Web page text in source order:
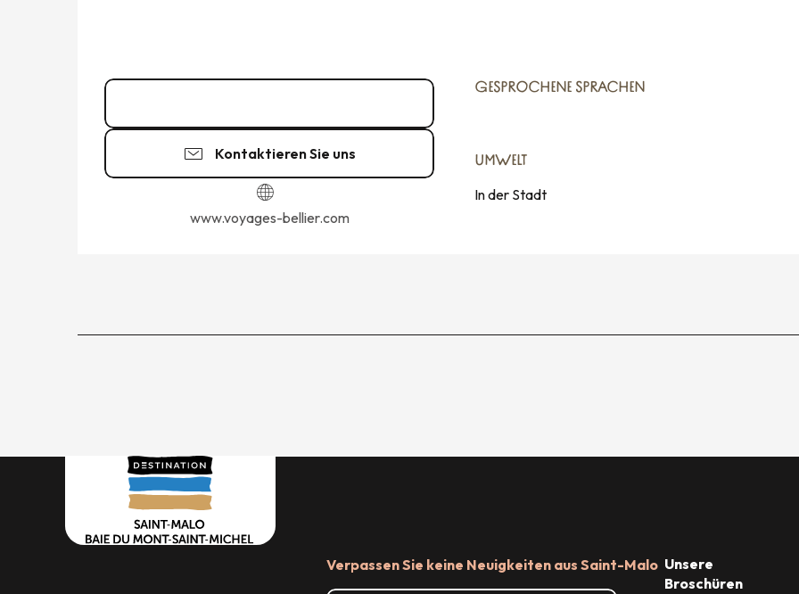
Kontaktieren Sie uns
www.voyages-bellier.com
GESPROCHENE SPRACHEN
GESPROCHENE SPRACHEN
UMWELT
UMWELT
In der Stadt
Verpassen Sie keine Neuigkeiten aus Saint-Malo Unsere
Broschüren